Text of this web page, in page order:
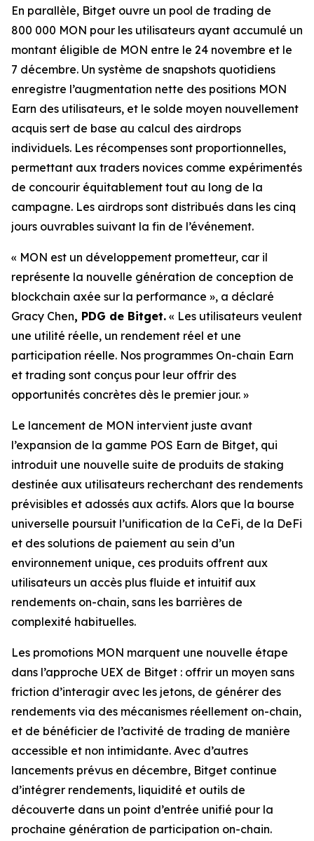
En parallèle, Bitget ouvre un pool de trading de
800 000 MON pour les utilisateurs ayant accumulé un
montant éligible de MON entre le 24 novembre et le
7 décembre. Un système de snapshots quotidiens
enregistre l’augmentation nette des positions MON
Earn des utilisateurs, et le solde moyen nouvellement
acquis sert de base au calcul des airdrops
individuels. Les récompenses sont proportionnelles,
permettant aux traders novices comme expérimentés
de concourir équitablement tout au long de la
campagne. Les airdrops sont distribués dans les cinq
jours ouvrables suivant la fin de l’événement.
« MON est un développement prometteur, car il
représente la nouvelle génération de conception de
blockchain axée sur la performance », a déclaré
Gracy Chen, PDG de Bitget. « Les utilisateurs veulent
une utilité réelle, un rendement réel et une
participation réelle. Nos programmes On-chain Earn
et trading sont conçus pour leur offrir des
opportunités concrètes dès le premier jour. »
Le lancement de MON intervient juste avant
l’expansion de la gamme POS Earn de Bitget, qui
introduit une nouvelle suite de produits de staking
destinée aux utilisateurs recherchant des rendements
prévisibles et adossés aux actifs. Alors que la bourse
universelle poursuit l’unification de la CeFi, de la DeFi
et des solutions de paiement au sein d’un
environnement unique, ces produits offrent aux
utilisateurs un accès plus fluide et intuitif aux
rendements on-chain, sans les barrières de
complexité habituelles.
Les promotions MON marquent une nouvelle étape
dans l’approche UEX de Bitget : offrir un moyen sans
friction d’interagir avec les jetons, de générer des
rendements via des mécanismes réellement on-chain,
et de bénéficier de l’activité de trading de manière
accessible et non intimidante. Avec d’autres
lancements prévus en décembre, Bitget continue
d’intégrer rendements, liquidité et outils de
découverte dans un point d’entrée unifié pour la
prochaine génération de participation on-chain.